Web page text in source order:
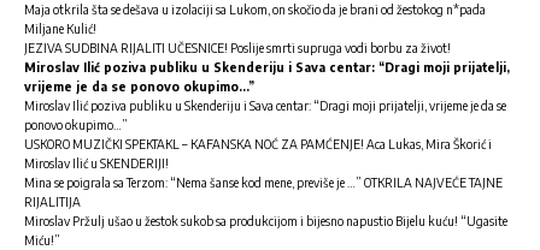
Maja otkrila šta se dešava u izolaciji sa Lukom, on skočio da je brani od žestokog n*pada
Miljane Kulić!
JEZIVA SUDBINA RIJALITI UČESNICE! Poslije smrti supruga vodi borbu za život!
Miroslav Ilić poziva publiku u Skenderiju i Sava centar: “Dragi moji prijatelji,
vrijeme je da se ponovo okupimo…”
Miroslav Ilić poziva publiku u Skenderiju i Sava centar: “Dragi moji prijatelji, vrijeme je da se
ponovo okupimo…”
USKORO MUZIČKI SPEKTAKL – KAFANSKA NOĆ ZA PAMĆENJE! Aca Lukas, Mira Škorić i
Miroslav Ilić u SKENDERIJI!
Mina se poigrala sa Terzom: “Nema šanse kod mene, previše je …” OTKRILA NAJVEĆE TAJNE
RIJALITIJA
Miroslav Pržulj ušao u žestok sukob sa produkcijom i bijesno napustio Bijelu kuću! “Ugasite
Miću!”